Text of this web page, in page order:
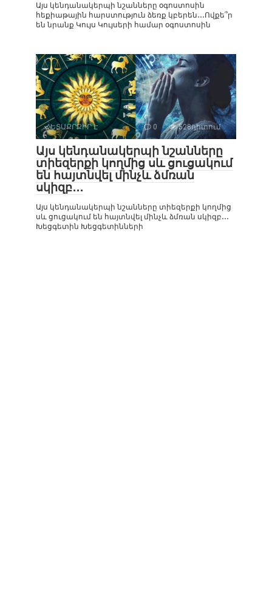
Այս կենդանակերպի նշանները օգոստոսին
հեքիաթային հարստություն ձեռք կբերեն․․․Ովքե՞ր
են նրանք Կույս Կույսերի համար օգոստոսին
ՀԵՏԱՔՐՔԻՐ Է 0 528դիտում
Այս կենդանակերպի նշանները
տիեզերքի կողմից սև ցուցակում
են հայտնվել մինչև ձմռան
սկիզբ․․․
Այս կենդանակերպի նշանները տիեզերքի կողմից
սև ցուցակում են հայտնվել մինչև ձմռան սկիզբ․․․
Խեցգետին Խեցգետինների